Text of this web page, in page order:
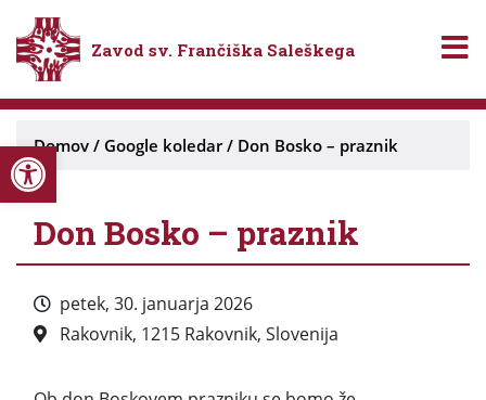
Open toolbar
Zavod sv. Frančiška Saleškega
Domov / Google koledar/ Don Bosko – praznik
Don Bosko – praznik
petek, 30. januarja 2026
Rakovnik, 1215 Rakovnik, Slovenija